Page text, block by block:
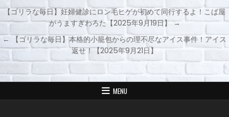
投
稿
ナ
ビ
ー
【ゴリラな毎日】妊婦健診にロン毛ヒゲが初めて同行するよ！こば屋
がうますぎわろた【2025年9月19日】 →
← 【ゴリラな毎日】本格的小籠包からの理不尽なアイス事件！アイス
返せ！【2025年9月21日】
MENU